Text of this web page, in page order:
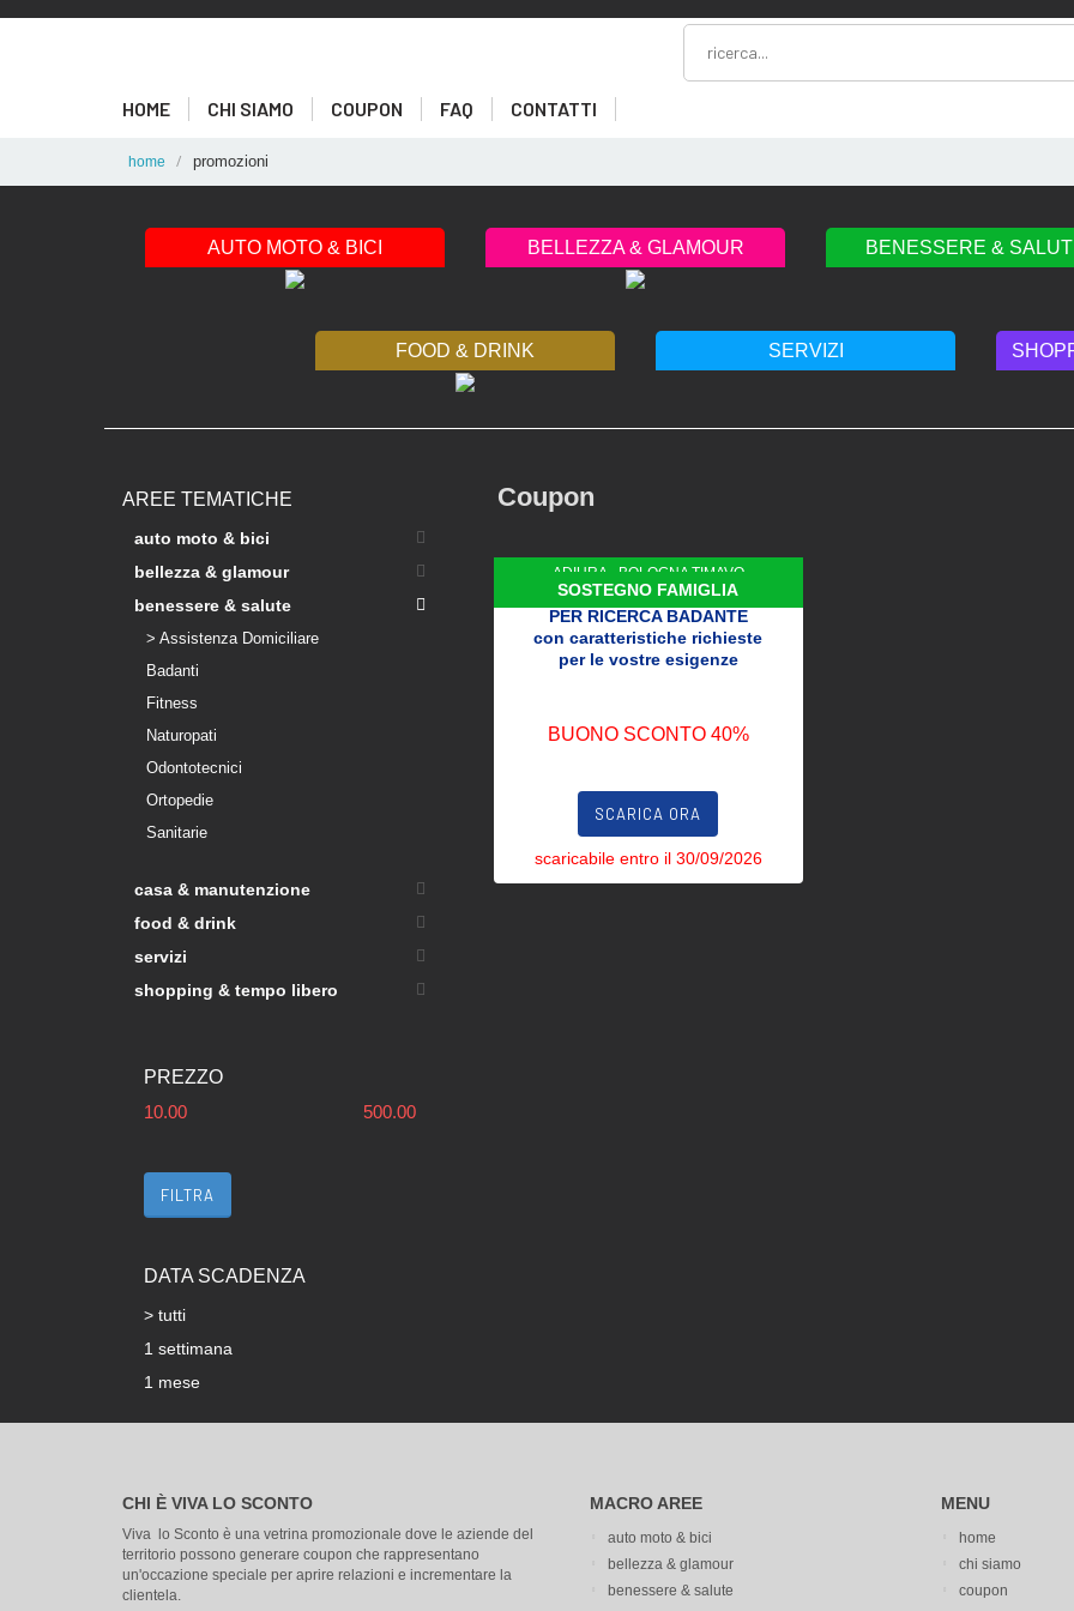
HOME CHI SIAMO COUPON FAQ CONTATTI
home promozioni
AUTO MOTO & BICI BELLEZZA & GLAMOUR BENESSERE &
FOOD & DRINK SERVIZI
AREE TEMATICHE
auto moto & bici
bellezza & glamour
benessere & salute
> Assistenza Domiciliare
Badanti
Fitness
Naturopati
Odontotecnici
Ortopedie
Sanitarie
casa & manutenzione
food & drink
servizi
shopping & tempo libero
PREZZO
10.00
500.00
FILTRA
DATA SCADENZA
> tutti
1 settimana
1 mese
Coupon
SOSTEGNO FAMIGLIA
ADIURA - BOLOGNA TIMAVO
PER RICERCA BADANTE
con caratteristiche richieste
per le vostre esigenze
BUONO SCONTO 40%
SCARICA ORA
scaricabile entro il 30/09/2026
CHI È VIVA LO SCONTO
Viva lo Sconto è una vetrina promozionale dove le aziende del
territorio possono generare coupon che rappresentano
un'occazione speciale per aprire relazioni e incrementare la
clientela.
MACRO AREE
auto moto & bici
bellezza & glamour
benessere & salute
MENU
home
chi siamo
coupon